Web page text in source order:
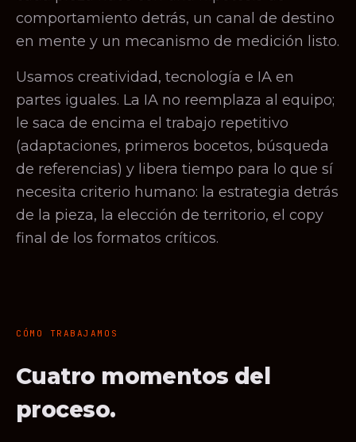
comportamiento detrás, un canal de destino
en mente y un mecanismo de medición listo.
Usamos creatividad, tecnología e IA en
partes iguales. La IA no reemplaza al equipo;
le saca de encima el trabajo repetitivo
(adaptaciones, primeros bocetos, búsqueda
de referencias) y libera tiempo para lo que sí
necesita criterio humano: la estrategia detrás
de la pieza, la elección de territorio, el copy
final de los formatos críticos.
CÓMO TRABAJAMOS
Cuatro momentos del
proceso.